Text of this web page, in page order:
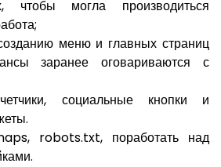
чтобы могла производиться
меню и главных страниц
заранее оговариваются с
социальные кнопки и
robots.txt, поработать над